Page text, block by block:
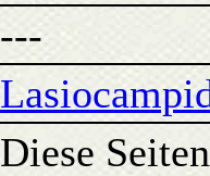
---
Diese